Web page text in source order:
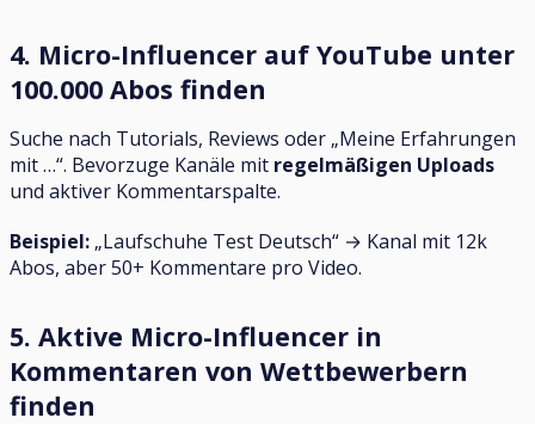
4. Micro-Influencer auf YouTube unter
100.000 Abos finden
Suche nach Tutorials, Reviews oder „Meine Erfahrungen
mit …“. Bevorzuge Kanäle mit regelmäßigen Uploads
und aktiver Kommentarspalte.
Beispiel: „Laufschuhe Test Deutsch“ → Kanal mit 12k
Abos, aber 50+ Kommentare pro Video.
5. Aktive Micro-Influencer in
Kommentaren von Wettbewerbern
finden